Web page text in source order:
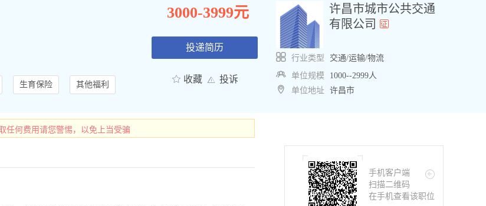
3000-3999元
生育保险 其他福利
投递简历
收藏 投诉
许昌市城市公共交通
有限公司
行业类型
交通/运输/物流
单位规模
1000--2999人
单位地址 许昌市
任何费用请您警惕，以免上当受骗
手机客户端
扫描二维码
在手机查看该职位